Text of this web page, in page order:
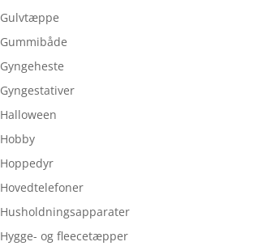
Gulvtæppe
Gummibåde
Gyngeheste
Gyngestativer
Halloween
Hobby
Hoppedyr
Hovedtelefoner
Husholdningsapparater
Hygge- og fleecetæpper